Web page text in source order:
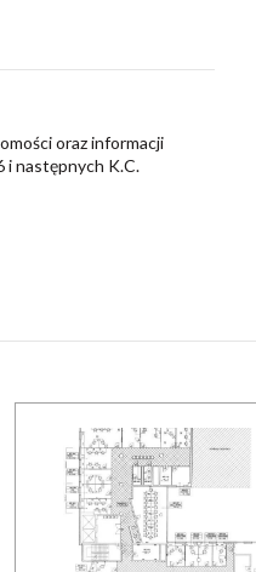
oraz informacji
i następnych K.C.